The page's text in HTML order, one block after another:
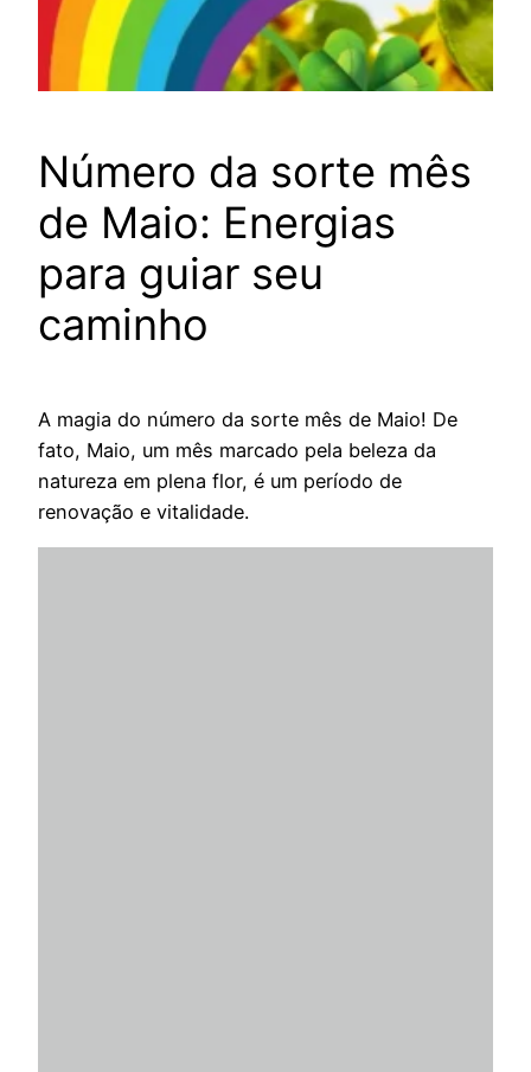
Número da sorte mês
de Maio: Energias
para guiar seu
caminho
A magia do número da sorte mês de Maio! De
fato, Maio, um mês marcado pela beleza da
natureza em plena flor, é um período de
renovação e vitalidade.